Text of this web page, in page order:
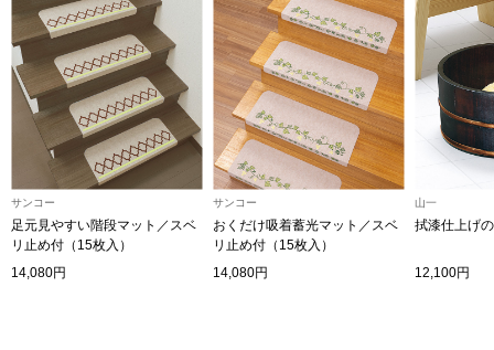
サンダル
その他
財布／小物
サンコー
足元見やすい階段マット／スベ
リ止め付（15枚入）
14,080円
サンコー
おくだけ吸着蓄光マット／スベ
リ止め付（15枚入）
14,080円
山一
拭漆仕上げ
12,100円